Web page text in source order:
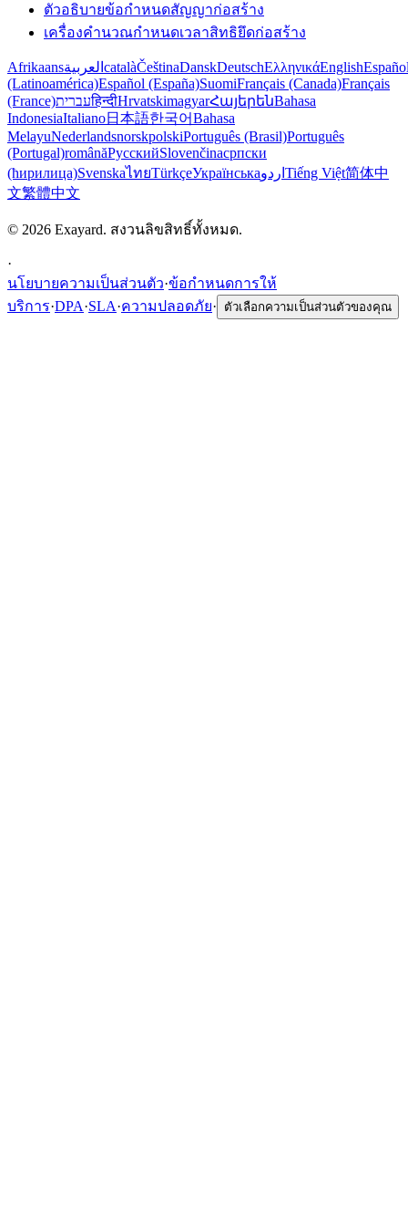
ตัวอธิบายข้อกำหนดสัญญาก่อสร้าง
เครื่องคำนวณกำหนดเวลาสิทธิยึดก่อสร้าง
Afrikaansالعربية catalàČeštinaDanskDeutschΕλληνικάEnglish
(Latinoamérica)Español (España)SuomiFrançais (Canada)Français
(France)עבריתहिन्दीHrvatskimagyarՀայերենBahasa
IndonesiaItaliano日本語한국어Bahasa
MelayuNederlandsnorskpolskiPortuguês (Brasil)Português
(Portugal)românăРусскийSlovenčinaсрпски
(ћирилица)SvenskaไทยTürkçeУкраїнськаاردو Tiếng Việt简体中
文繁體中文
© 2026 Exayard. สงวนลิขสิทธิ์ทั้งหมด.
·
นโยบายความเป็นส่วนตัว·ข้อกำหนดการให้
บริการ·DPA·SLA·ความปลอดภัย· ตัวเลือกความเป็นส่วนตัวของคุณ